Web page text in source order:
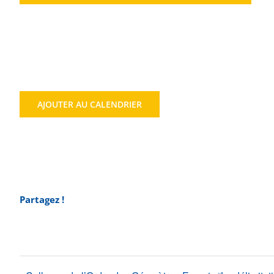
AJOUTER AU CALENDRIER
Partagez !